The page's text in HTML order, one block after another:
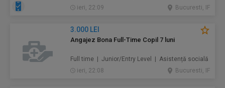
ieri, 22:09
Bucuresti, IF
3.000 LEI
Angajez Bona Full-Time Copil 7 luni
Full time | Junior/Entry Level | Asistență socială
ieri, 22:08
Bucuresti, IF